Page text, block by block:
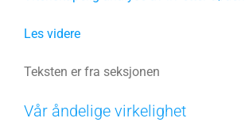
Les videre
Teksten er fra seksjonen
Vår åndelige virkelighet